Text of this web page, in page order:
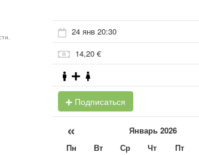
24 янв 20:30
14,20 €
Подписаться
« Январь 2026
Пн Вт Ср Чт Пт